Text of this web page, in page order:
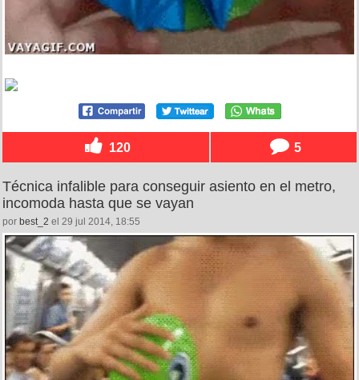
120 5
Técnica infalible para conseguir asiento en el metro,
incomoda hasta que se vayan
por best_2 el 29 jul 2014, 18:55